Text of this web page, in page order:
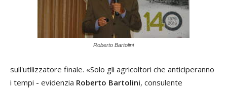
Roberto Bartolini
sull'utilizzatore finale. «Solo gli agricoltori che anticiperanno
i tempi - evidenzia Roberto Bartolini, consulente